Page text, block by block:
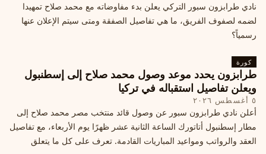
نادي طرابزون سبور التركي يعلن بدء مفاوضاته مع محمد صلاح تمهيدا
لضمه لصفوف الفريق، ما هي تفاصيل الصفقة ومتى سيتم الإعلان عنها
رسمياً؟
كورة
طرابزون يحدد موعد وصول محمد صلاح إلى إسطنبول
ويعلن تفاصيل استقباله في تركيا
٥ أغسطس ٢٠٢٦
أعلن نادي طرابزون سبور عن وصول قائد منتخب مصر محمد صلاح إلى
مطار إسطنبول أتاتورك الساعة الثانية عشر ظهرًا يوم الأربعاء، مع تفاصيل
العقد والرواتب ومواعيد المباريات القادمة. تعرف على كل ما يتعلق